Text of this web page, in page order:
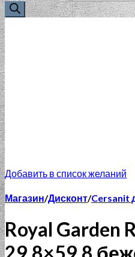
Добавить в список желаний
Магазин/Дисконт/Cersanit
Royal Garden